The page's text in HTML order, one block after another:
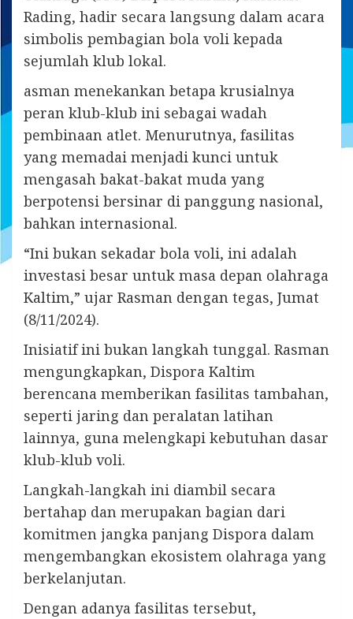
Rading, hadir secara langsung dalam acara
simbolis pembagian bola voli kepada
sejumlah klub lokal.
asman menekankan betapa krusialnya
peran klub-klub ini sebagai wadah
pembinaan atlet. Menurutnya, fasilitas
yang memadai menjadi kunci untuk
mengasah bakat-bakat muda yang
berpotensi bersinar di panggung nasional,
bahkan internasional.
“Ini bukan sekadar bola voli, ini adalah
investasi besar untuk masa depan olahraga
Kaltim,” ujar Rasman dengan tegas, Jumat
(8/11/2024).
Inisiatif ini bukan langkah tunggal. Rasman
mengungkapkan, Dispora Kaltim
berencana memberikan fasilitas tambahan,
seperti jaring dan peralatan latihan
lainnya, guna melengkapi kebutuhan dasar
klub-klub voli.
Langkah-langkah ini diambil secara
bertahap dan merupakan bagian dari
komitmen jangka panjang Dispora dalam
mengembangkan ekosistem olahraga yang
berkelanjutan.
Dengan adanya fasilitas tersebut,